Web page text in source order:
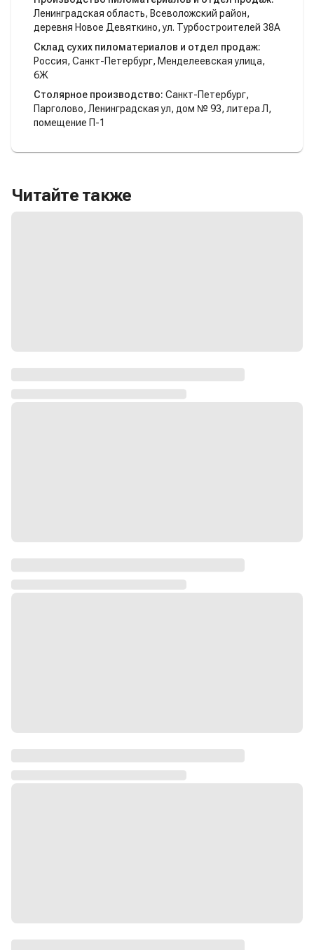
Ленинградская область, Всеволожский район,
деревня Новое Девяткино, ул. Турбостроителей 38А
Склад сухих пиломатериалов и отдел продаж:
Россия, Санкт-Петербург, Менделеевская улица,
6Ж
Столярное производство: Санкт-Петербург,
Парголово, Ленинградская ул, дом № 93, литера Л,
помещение П-1
Читайте также